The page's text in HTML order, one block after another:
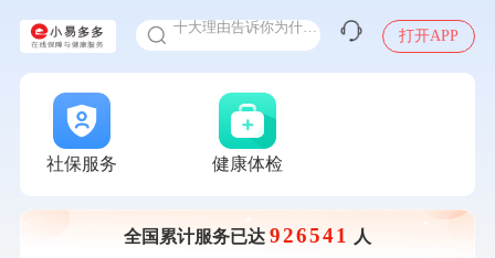
入职体检在线预约
甲状腺癌怎么筛查
打开APP
社保服务 健康体检
全国累计服务已达 926541 人
7分钟前 张**
成功预约了心脏病套餐
7分钟前
购买了联创雅斯奶锅DF-CP103M
刚刚
购买了厨房家用多功能不锈钢刀具六件套装
刚刚
购买了厨房家用多功能不锈钢刀具六件套装
1分钟前
张**
成功预约糖尿病强化体检套餐